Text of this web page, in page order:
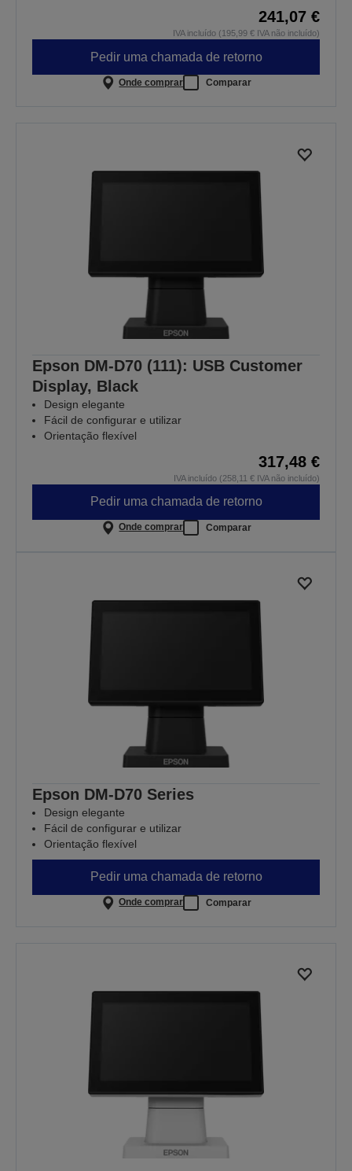
241,07 €
IVA incluído (195,99 € IVA não incluído)
Pedir uma chamada de retorno
Onde comprar Comparar
Epson DM-D70 (111): USB Customer
Display, Black
Design elegante
Fácil de configurar e utilizar
Orientação flexível
317,48 €
IVA incluído (258,11 € IVA não incluído)
Pedir uma chamada de retorno
Onde comprar Comparar
Epson DM-D70 Series
Design elegante
Fácil de configurar e utilizar
Orientação flexível
Pedir uma chamada de retorno
Onde comprar Comparar